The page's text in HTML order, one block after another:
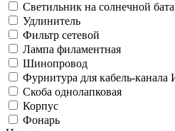
Светильник на солнечной
Удлинитель
Фильтр сетевой
Лампа филаментная
Шинопровод
Фурнитура для кабель-
Скоба однолапковая
Корпус
Фонарь